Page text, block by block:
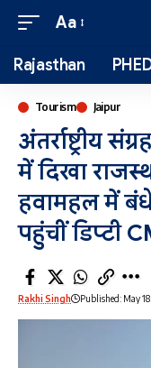
Aa
Rajasthan
Tourism Jaipur
अंतर्राष्ट्रीय
में दिखा
हवामहल में
पहुंचीं डिप्टी
Rakhi Singh Published: May